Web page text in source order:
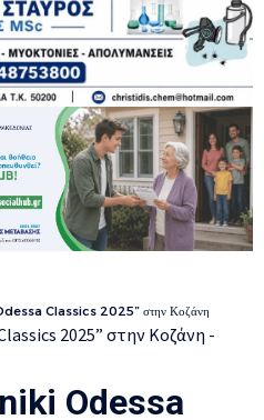
Classics 2025” στην Κοζάνη
Odessa